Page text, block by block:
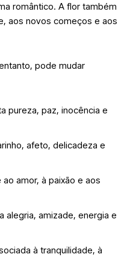
romântico. A flor também
aos novos começos e aos
pode mudar
pureza, paz, inocência e
afeto, delicadeza e
amor, à paixão e aos
alegria, amizade, energia e
à tranquilidade, à